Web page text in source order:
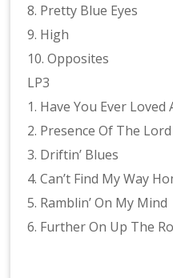
8. Pretty Blue Eyes
9. High
10. Opposites
LP3
1. Have You Ever Loved
2. Presence Of The Lord
3. Driftin’ Blues
4. Can’t Find My Way
5. Ramblin’ On My Mind
6. Further On Up The